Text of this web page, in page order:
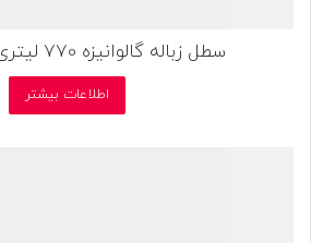
سطل زباله گالوانیزه 770 لیتری چهار گوش
اطلاعات بیشتر